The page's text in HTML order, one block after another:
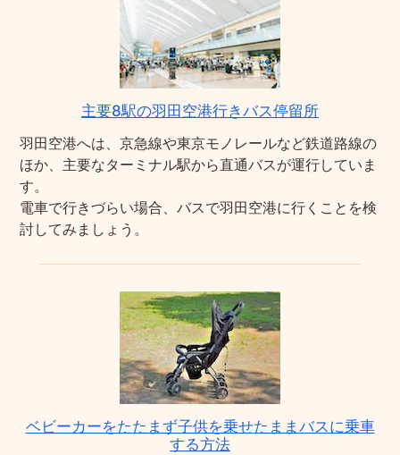
主要8駅の羽田空港行きバス停留所
羽田空港へは、京急線や東京モノレールなど鉄道路線の
ほか、主要なターミナル駅から直通バスが運行していま
す。
電車で行きづらい場合、バスで羽田空港に行くことを検
討してみましょう。
ベビーカーをたたまず子供を乗せたままバスに乗車
する方法